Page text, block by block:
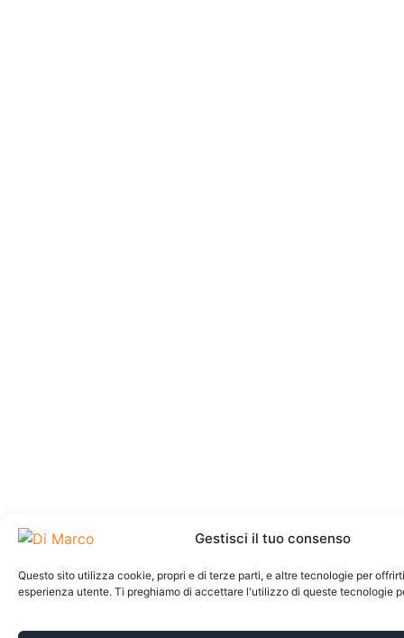
Gestisci il tuo consenso
Questo sito utilizza cookie, propri e di terze parti, e altre tecnologie per
esperienza utente. Ti preghiamo di accettare l'utilizzo di queste tecnologie